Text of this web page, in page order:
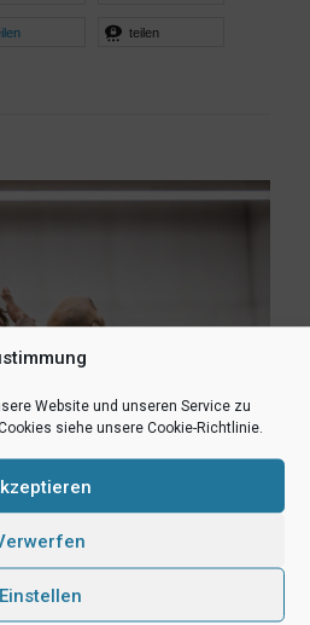
Website und unseren Service zu
siehe unsere Cookie-Richtlinie.
Einstellen
teilen
in Ibbenbüren fort